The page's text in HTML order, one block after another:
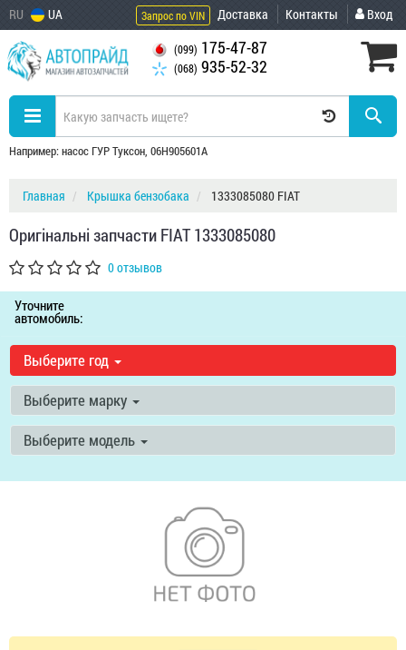
RU UA Запрос по VIN Доставка Контакты Вход
(099) 175-47-87
(068) 935-52-32
Например: насос ГУР Туксон, 06H905601A
Главная Крышка бензобака 1333085080 FIAT
Оригінальні запчасти FIAT 1333085080
0 отзывов
Уточните
автомобиль:
Выберите год
Выберите марку
Выберите модель